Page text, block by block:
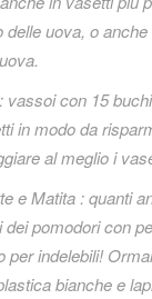
delle uova, o
vassoi con 15
in modo da
al meglio i
e Matita : quanti
dei pomodori con
per indelebili!
bianche e